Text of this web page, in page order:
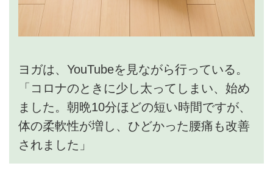
ヨガは、YouTubeを見ながら行っている。
「コロナのときに少し太ってしまい、始め
ました。朝晩10分ほどの短い時間ですが、
体の柔軟性が増し、ひどかった腰痛も改善
されました」